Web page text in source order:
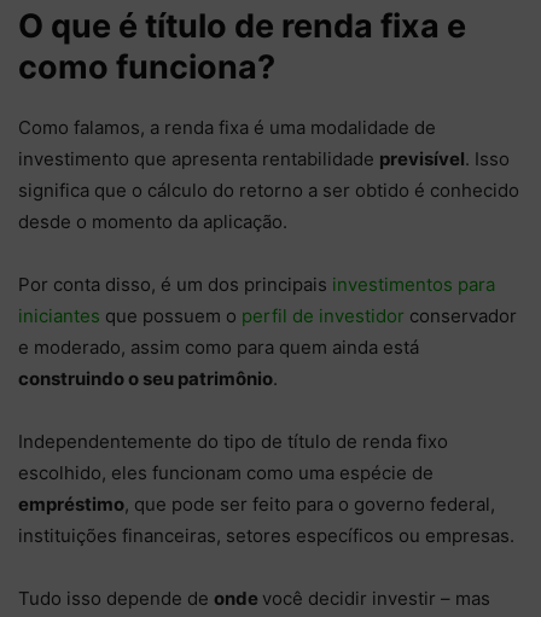
O que é título de renda fixa e
como funciona?
Como falamos, a renda fixa é uma modalidade de
investimento que apresenta rentabilidade previsível. Isso
significa que o cálculo do retorno a ser obtido é conhecido
desde o momento da aplicação.
Por conta disso, é um dos principais investimentos para
iniciantes que possuem o perfil de investidor conservador
e moderado, assim como para quem ainda está
construindo o seu patrimônio.
Independentemente do tipo de título de renda fixo
escolhido, eles funcionam como uma espécie de
empréstimo, que pode ser feito para o governo federal,
instituições financeiras, setores específicos ou empresas.
Tudo isso depende de onde você decidir investir – mas